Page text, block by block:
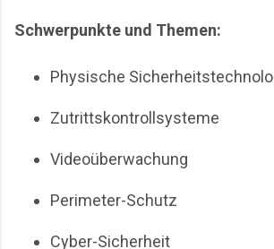
Schwerpunkte und Themen:
Physische
Zutrittskontrollsysteme
Videoüberwachung
Perimeter-Schutz
Cyber-Sicherheit